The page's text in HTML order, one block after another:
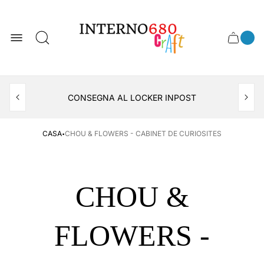
del
negozio
Cassetto
CONSEGNA AL LOCKER INPOST
CASA·CHOU & FLOWERS - CABINET DE CURIOSITES
CHOU &
FLOWERS -